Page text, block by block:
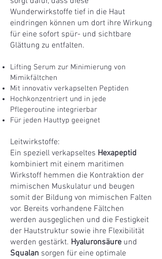
Wunderwirkstoffe tief in die Haut
eindringen können um dort ihre Wirkung
für eine sofort spür- und sichtbare
Glättung zu entfalten.
Lifting Serum zur Minimierung von
Mimikfältchen
Mit innovativ verkapselten Peptiden
Hochkonzentriert und in jede
Pflegeroutine integrierbar
Für jeden Hauttyp geeignet
Leitwirkstoffe:
Ein speziell verkapseltes Hexapeptid
kombiniert mit einem maritimen
Wirkstoff hemmen die Kontraktion der
mimischen Muskulatur und beugen
somit der Bildung von mimischen Falten
vor. Bereits vorhandene Fältchen
werden ausgeglichen und die Festigkeit
der Hautstruktur sowie ihre Flexibilität
werden gestärkt. Hyaluronsäure und
Squalan sorgen für eine optimale